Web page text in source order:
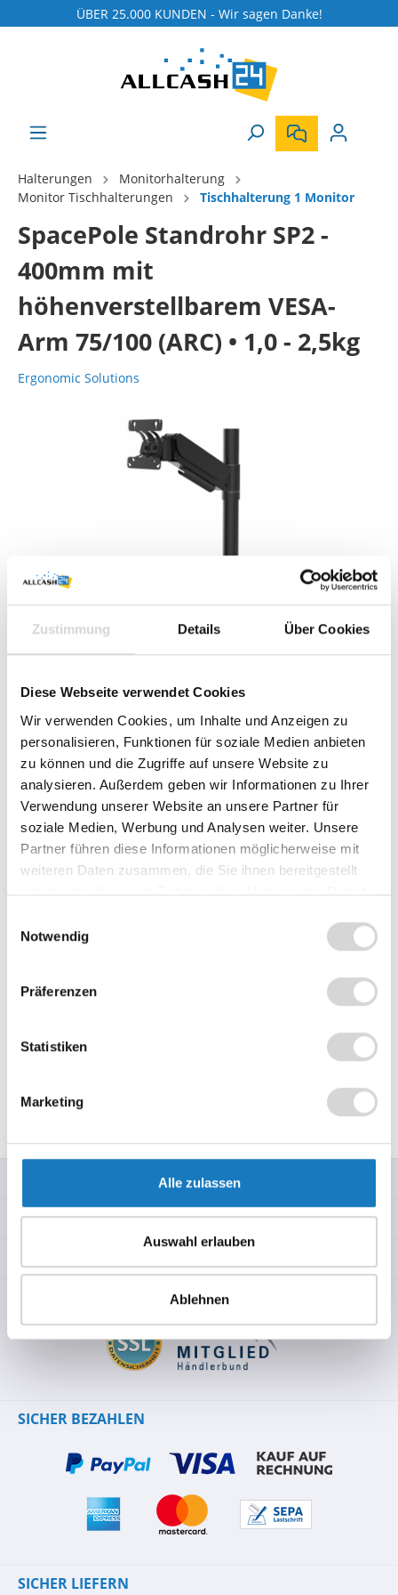
Zustimmung Details Über Cookies
Diese Webseite verwendet Cookies
Wir verwenden Cookies, um Inhalte und Anzeigen zu
personalisieren, Funktionen für soziale Medien anbieten
zu können und die Zugriffe auf unsere Website zu
analysieren. Außerdem geben wir Informationen zu Ihrer
Verwendung unserer Website an unsere Partner für
soziale Medien, Werbung und Analysen weiter. Unsere
Partner führen diese Informationen möglicherweise mit
weiteren Daten zusammen, die Sie ihnen bereitgestellt
haben oder die sie im Rahmen Ihrer Nutzung der Dienste
Notwendig
Präferenzen
Statistiken
Marketing
Alle zulassen
Auswahl erlauben
Ablehnen
ÜBER 25.000 KUNDEN - Wir sagen Danke!
Halterungen
Monitorhalterung
Monitor Tischhalterungen
Tischhalterung 1 Monitor
SpacePole Standrohr SP2 -
400mm mit
höhenverstellbarem VESA-
Arm 75/100 (ARC) • 1,0 - 2,5kg
Ergonomic Solutions
299,95 €*
Sie benötigen größere Mengen?Jetzt Angebot anfordern.
Summe:299,95 €*
Stück In den Warenkorb
Zum Vergleich hinzufügen
Beschreibung
Das Wichtigste auf einen Blick Standrohr Höhe: 400mm
befestigt…Mehr
Bewertungen
INFORMATIONEN
SICHER BEZAHLEN
SICHER LIEFERN